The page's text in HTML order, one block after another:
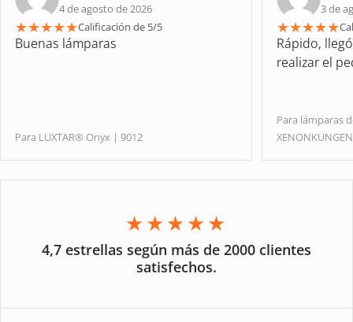
4 de agosto de 2026
★★★★★Calificación de 5/5
Buenas lámparas
Para LUXTAR® Onyx | 9012
3 de
★★★★★
Rápido,
realizar el
Para lámparas
★★★★★
4,7 estrellas según más de 2000 clientes
satisfechos.